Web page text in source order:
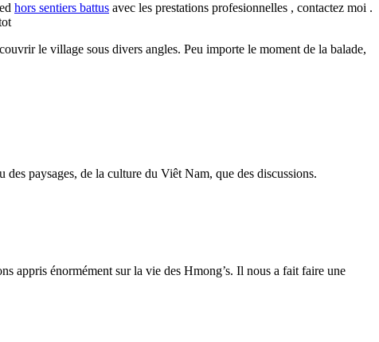
hors sentiers battus avec les prestations profesionnelles , contactez moi .
le village sous divers angles. Peu importe le moment de la balade,
paysages, de la culture du Viêt Nam, que des discussions.
appris énormément sur la vie des Hmong’s. Il nous a fait faire une